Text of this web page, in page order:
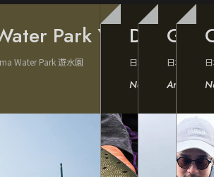
Park Yusuien,
Water Park 遊水園
Doto
日本／北海道 道東河
Native Trout
日本 / 新潟
Area Trout